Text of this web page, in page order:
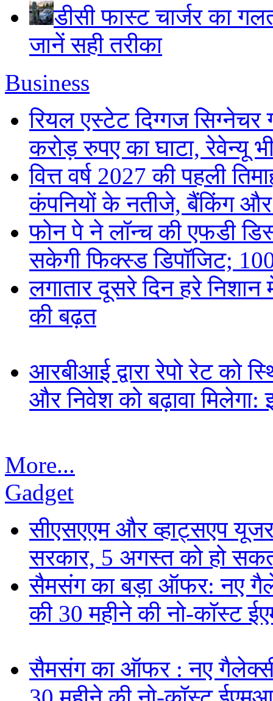
डीसी फास्ट चार्जर का
जानें सही तरीका
Business
रियल एस्टेट दिग्गज सिग्नेचर
करोड़ रुपए का घाटा, रेवेन्यू
वित्त वर्ष 2027 की पहली
कंपनियों के नतीजे, बैंकिंग
फोन पे ने लॉन्च की एफडी
सकेगी फिक्स्ड डिपॉजिट;
लगातार दूसरे दिन हरे
की बढ़त
आरबीआई द्वारा रेपो रेट को
और निवेश को बढ़ावा मिलेगा:
More...
Gadget
सीएसएएम और व्हाट्सएप
सरकार, 5 अगस्त को हो
सैमसंग का बड़ा ऑफर: नए
की 30 महीने की नो-कॉस्ट
सैमसंग का ऑफर : नए